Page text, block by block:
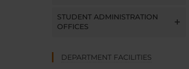
STUDENT ADMINISTRATION
OFFICES
DEPARTMENT FACILITIES